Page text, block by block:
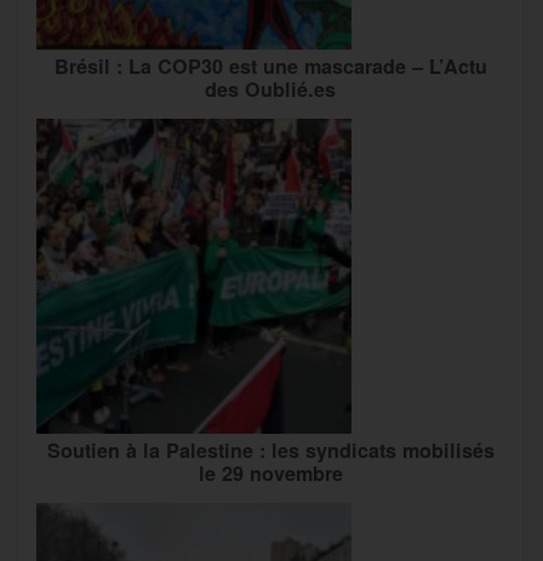
Brésil : La COP30 est une mascarade – L’Actu
des Oublié.es
Soutien à la Palestine : les syndicats mobilisés
le 29 novembre